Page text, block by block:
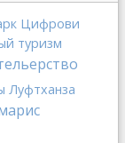
Цифрови
туризм
Луфтханза